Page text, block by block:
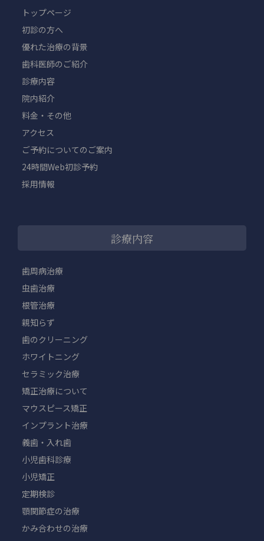
トップページ
初診の方へ
優れた治療の背景
歯科医師のご紹介
診療内容
院内紹介
料金・その他
アクセス
ご予約についてのご案内
24時間Web初診予約
採用情報
診療内容
歯周病治療
虫歯治療
根管治療
親知らず
歯のクリーニング
ホワイトニング
セラミック治療
矯正治療について
マウスピース矯正
インプラント治療
義歯・入れ歯
小児歯科診療
小児矯正
定期検診
顎関節症の治療
かみ合わせの治療